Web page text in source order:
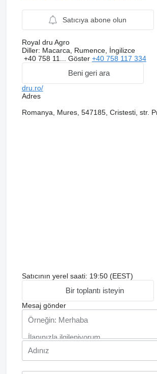
Satıcıya abone olun
Royal dru Agro
Diller: Macarca, Rumence, İngilizce
+40 758 11... Göster +40 758 117 334
Beni geri ara
dru.ro/
Adres
Romanya, Mures, 547185, Cristesti, str.
Satıcının yerel saati: 19:50 (EEST)
Bir toplantı isteyin
Mesaj gönder